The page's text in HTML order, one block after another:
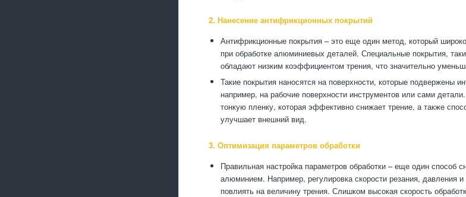
2. Нанесение антифрикционных покрытий
Антифрикционные покрытия – это еще один метод, который
при обработке алюминиевых деталей. Специальные покрытия,
обладают низким коэффициентом трения, что значительно
Такие покрытия наносятся на поверхности, которые подвержены
например, на рабочие поверхности инструментов или сами
тонкую пленку, которая эффективно снижает трение, а также
улучшает внешний вид.
3. Оптимизация параметров обработки
Правильная настройка параметров обработки – еще один способ
алюминием. Например, регулировка скорости резания, давления
повлиять на величину трения. Слишком высокая скорость